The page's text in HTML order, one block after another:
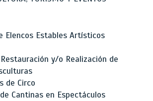
Elencos Estables Artísticos
y/o Realización de
de Circo
Cantinas en Espectáculos